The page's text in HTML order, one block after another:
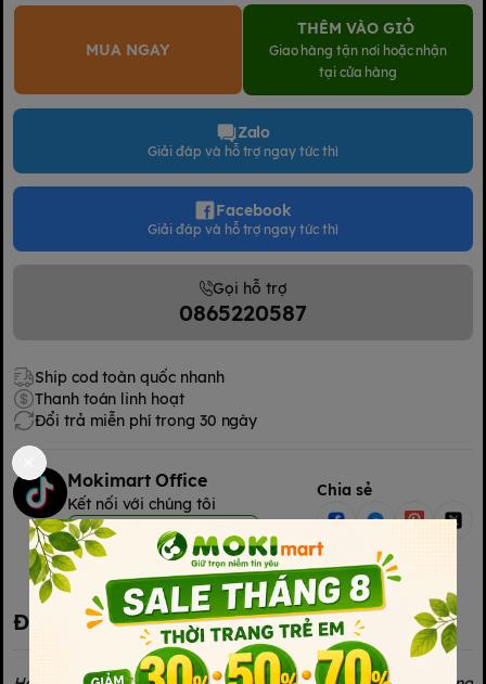
MUA NGAY
THÊM VÀO GIỎ
Giao hàng tận nơi hoặc nhận
tại cửa hàng
Zalo
Giải đáp và hỗ trợ ngay tức thì
Facebook
Giải đáp và hỗ trợ ngay tức thì
Gọi hỗ trợ
0865220587
Ship cod toàn quốc nhanh
Thanh toán linh hoạt
Đổi trả miễn phí trong 30 ngày
Mokimart Office
Kết nối với chúng tôi
Kết nối với chúng tôi
Chia sẻ
Đặc điểm nổi bật